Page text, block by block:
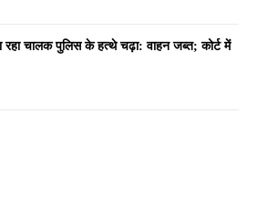
रहा चालक पुलिस के हत्थे चढ़ा: वाहन जब्त; कोर्ट में